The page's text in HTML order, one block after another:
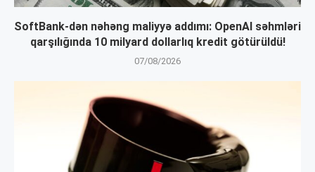
SoftBank-dən nəhəng maliyyə addımı: OpenAI səhmləri
qarşılığında 10 milyard dollarlıq kredit götürüldü!
07/08/2026